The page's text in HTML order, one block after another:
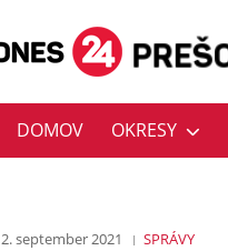
DOMOV OKRESY
2. september 2021 SPRÁVY